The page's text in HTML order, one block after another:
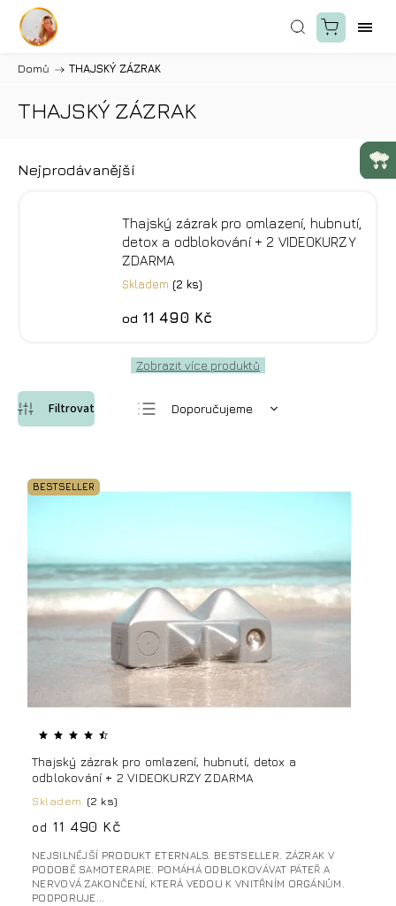
Domů / THAJSKÝ ZÁZRAK
THAJSKÝ ZÁZRAK
Nejprodávanější
Thajský zázrak pro omlazení, hubnutí,
detox a odblokování + 2 VIDEOKURZY
ZDARMA
Skladem (2 ks)
od 11 490 Kč
Zobrazit více produktů
Doporučujeme
Nejprodávanější
BESTSELLER
Thajský zázrak pro omlazení, hubnutí, detox a
odblokování + 2 VIDEOKURZY ZDARMA
Skladem (2 ks)
od 11 490 Kč
NEJSILNĚJŠÍ PRODUKT ETERNALS. BESTSELLER. ZÁZRAK V
PODOBĚ SAMOTERAPIE. POMÁHÁ ODBLOKOVÁVAT PÁTEŘ A
NERVOVÁ ZAKONČENÍ, KTERÁ VEDOU K VNITŘNÍM ORGÁNŮM.
PODPORUJE...